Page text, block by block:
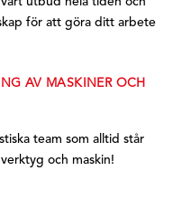
för att göra ditt arbete
AV MASKINER OCH
team som alltid står
och maskin!